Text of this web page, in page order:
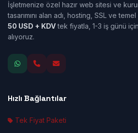
İşletmenize özel hazır web sitesi ve
tasarımını alan adı, hosting, SSL ve temel
50 USD + KDVtek fiyatla, 1-3 iş günü
alıyoruz.
Hızlı Bağlantılar
Tek Fiyat Paketi